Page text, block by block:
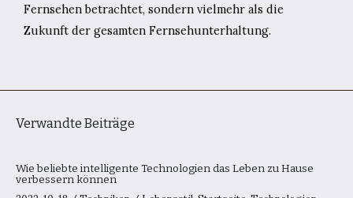
Fernsehen betrachtet, sondern vielmehr als die
Zukunft der gesamten Fernsehunterhaltung.
Verwandte Beiträge
Wie beliebte intelligente Technologien das Leben zu Hause
verbessern können